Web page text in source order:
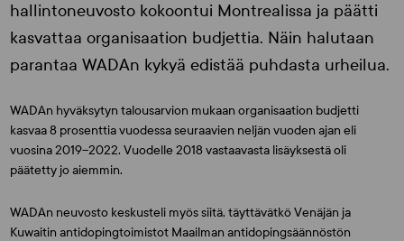
hallintoneuvosto kokoontui Montrealissa ja päätti
kasvattaa organisaation budjettia. Näin halutaan
parantaa WADAn kykyä edistää puhdasta urheilua.
WADAn hyväksytyn talousarvion mukaan organisaation budjetti
kasvaa 8 prosenttia vuodessa seuraavien neljän vuoden ajan eli
vuosina 2019–2022. Vuodelle 2018 vastaavasta lisäyksestä oli
päätetty jo aiemmin.
WADAn neuvosto keskusteli myös siitä, täyttävätkö Venäjän ja
Kuwaitin antidopingtoimistot Maailman antidopingsäännöstön